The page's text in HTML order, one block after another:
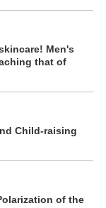
Men's
that of
Child-raising
of the